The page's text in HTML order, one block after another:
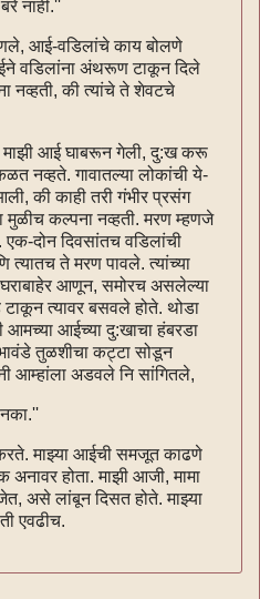
नाही.''
आई-वडिलांचे काय बोलणे
वडिलांना अंथरूण टाकून दिले
नव्हती, की त्यांचे ते शेवटचे
माझी आई घाबरून गेली, दु:ख करू
नव्हते. गावातल्या लोकांची ये-
की काही तरी गंभीर प्रसंग
मुळीच कल्पना नव्हती. मरण म्हणजे
दोन दिवसांतच वडिलांची
ते मरण पावले. त्यांच्या
घराबाहेर आणून, समोरच असलेल्या
त्यावर बसवले होते. थोडा
आईच्या दु:खाचा हंबरडा
तुळशीचा कट्टा सोडून
आम्हांला अडवले नि सांगितले,
माझ्या आईची समजूत काढणे
होता. माझी आजी, मामा
असे लांबून दिसत होते. माझ्या
एवढीच.